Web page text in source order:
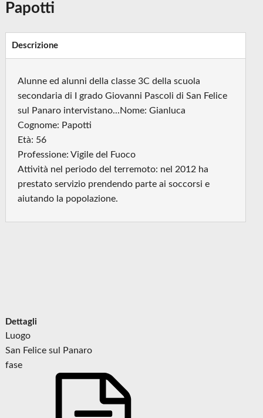
Papotti
Descrizione
Alunne ed alunni della classe 3C della scuola
secondaria di I grado Giovanni Pascoli di San Felice
sul Panaro intervistano...Nome: Gianluca
Cognome: Papotti
Età: 56
Professione: Vigile del Fuoco
Attività nel periodo del terremoto: nel 2012 ha
prestato servizio prendendo parte ai soccorsi e
aiutando la popolazione.
Dettagli
Luogo
San Felice sul Panaro
fase